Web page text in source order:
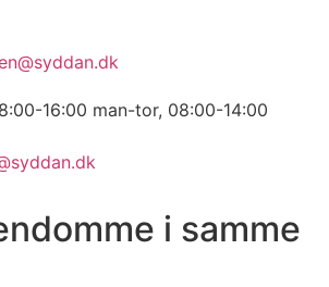
16:00 man-tor, 08:00-14:00
i samme